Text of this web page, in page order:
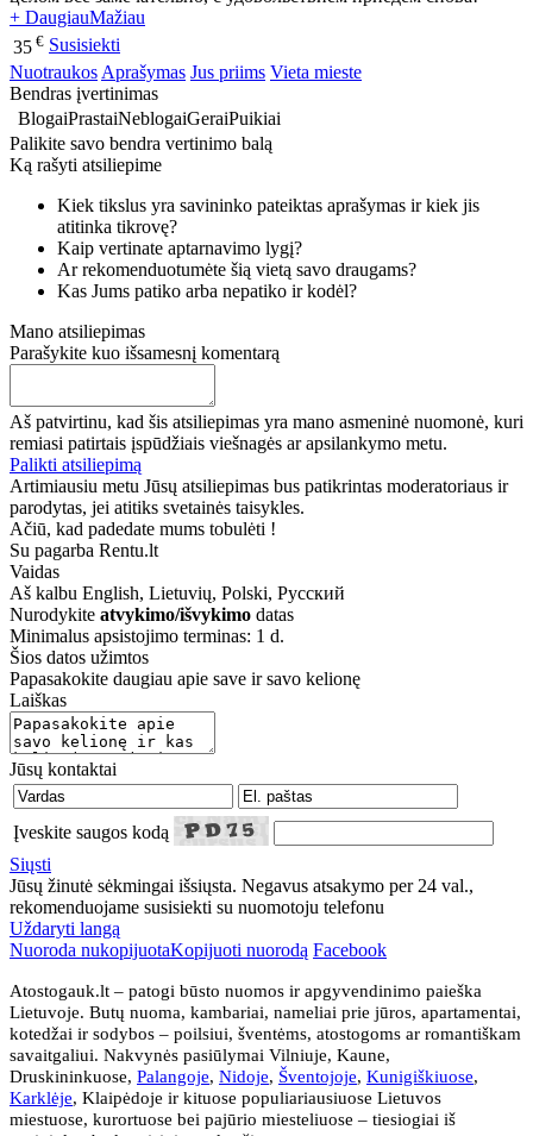
+ DaugiauMažiau
35 € Susisiekti
Nuotraukos Aprašymas Jus priims Vieta mieste
Bendras įvertinimas
BlogaiPrastaiNeblogaiGeraiPuikiai
Palikite savo bendra vertinimo balą
Ką rašyti atsiliepime
Kiek tikslus yra savininko pateiktas aprašymas ir kiek jis
atitinka tikrovę?
Kaip vertinate aptarnavimo lygį?
Ar rekomenduotumėte šią vietą savo draugams?
Kas Jums patiko arba nepatiko ir kodėl?
Mano atsiliepimas
Parašykite kuo išsamesnį komentarą
Aš patvirtinu, kad šis atsiliepimas yra mano asmeninė nuomonė, kuri
remiasi patirtais įspūdžiais viešnagės ar apsilankymo metu.
Palikti atsiliepimą
Artimiausiu metu Jūsų atsiliepimas bus patikrintas moderatoriaus ir
parodytas, jei atitiks svetainės taisykles.
Ačiū, kad padedate mums tobulėti !
Su pagarba Rentu.lt
Vaidas
Aš kalbu English, Lietuvių, Polski, Русский
Nurodykite atvykimo/išvykimo datas
Minimalus apsistojimo terminas: 1 d.
Šios datos užimtos
Papasakokite daugiau apie save ir savo kelionę
Laiškas
Jūsų kontaktai
Įveskite saugos kodą
Siųsti
Jūsų žinutė sėkmingai išsiųsta. Negavus atsakymo per 24 val.,
rekomenduojame susisiekti su nuomotoju telefonu
Uždaryti langą
Nuoroda nukopijuotaKopijuoti nuorodą Facebook
Atostogauk.lt – patogi būsto nuomos ir apgyvendinimo paieška
Lietuvoje. Butų nuoma, kambariai, nameliai prie jūros, apartamentai,
kotedžai ir sodybos – poilsiui, šventėms, atostogoms ar romantiškam
savaitgaliui. Nakvynės pasiūlymai Vilniuje, Kaune,
Druskininkuose, Palangoje, Nidoje, Šventojoje, Kunigiškiuose,
Karklėje, Klaipėdoje ir kituose populiariausiuose Lietuvos
miestuose, kurortuose bei pajūrio miesteliuose – tiesiogiai iš